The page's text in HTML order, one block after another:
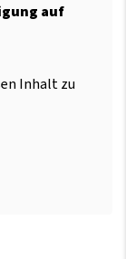
auf
Inhalt zu